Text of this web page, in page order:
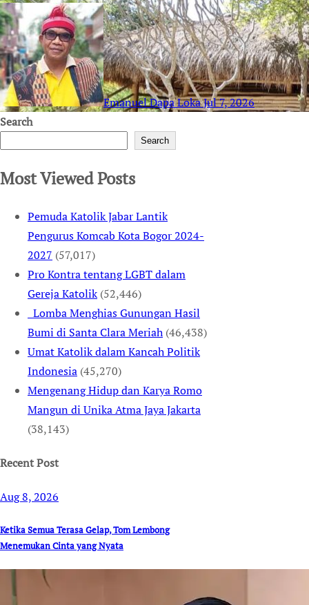
Emanuel Dapa LokaJul 7, 2026
Search
Search
Most Viewed Posts
Pemuda Katolik Jabar Lantik
Pengurus Komcab Kota Bogor 2024-
2027 (57,017)
Pro Kontra tentang LGBT dalam
Gereja Katolik (52,446)
Lomba Menghias Gunungan Hasil
Bumi di Santa Clara Meriah (46,438)
Umat Katolik dalam Kancah Politik
Indonesia (45,270)
Mengenang Hidup dan Karya Romo
Mangun di Unika Atma Jaya Jakarta
(38,143)
Recent Post
Aug 8, 2026
Ketika Semua Terasa Gelap, Tom Lembong
Menemukan Cinta yang Nyata